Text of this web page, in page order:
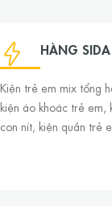
HÀNG SIDA
Kiện trẻ em mix tổng
kiện áo khoác trẻ em,
con nít, kiện quần trẻ